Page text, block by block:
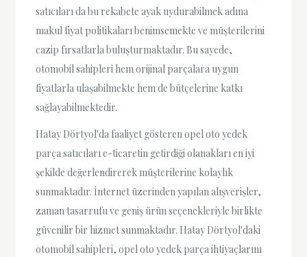
satıcıları da bu rekabete ayak uydurabilmek adına
makul fiyat politikaları benimsemekte ve müşterilerini
cazip fırsatlarla buluşturmaktadır. Bu sayede,
otomobil sahipleri hem orijinal parçalara uygun
fiyatlarla ulaşabilmekte hem de bütçelerine katkı
sağlayabilmektedir.
Hatay Dörtyol'da faaliyet gösteren opel oto yedek
parça satıcıları e-ticaretin getirdiği olanakları en iyi
şekilde değerlendirerek müşterilerine kolaylık
sunmaktadır. İnternet üzerinden yapılan alışverişler,
zaman tasarrufu ve geniş ürün seçenekleriyle birlikte
güvenilir bir hizmet sunmaktadır. Hatay Dörtyol'daki
otomobil sahipleri, opel oto yedek parça ihtiyaçlarını